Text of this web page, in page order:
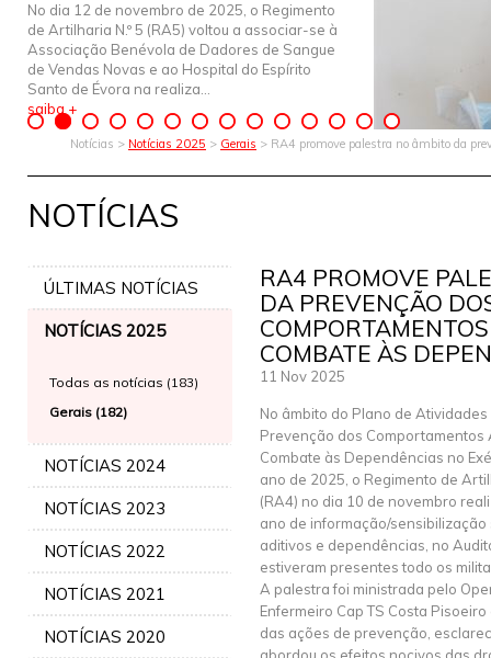
No dia 12 de novembro de 2025, o Regimento
de Artilharia N.º 5 (RA5) voltou a associar-se à
Associação Benévola de Dadores de Sangue
de Vendas Novas e ao Hospital do Espírito
Santo de Évora na realiza...
saiba +
Notícias > Notícias 2025 > Gerais > RA4 promove palestra no âmbito da
NOTÍCIAS
ÚLTIMAS NOTÍCIAS
NOTÍCIAS 2025
Todas as notícias (183)
Gerais (182)
NOTÍCIAS 2024
NOTÍCIAS 2023
NOTÍCIAS 2022
NOTÍCIAS 2021
NOTÍCIAS 2020
RA4 PROMOVE
DA PREVENÇÃO
COMBATE ÀS
11 Nov 2025
No âmbito do Plano de
Prevenção dos Comportamentos
Combate às Dependências no
ano de 2025, o Regimento de
(RA4) no dia 10 de novembro
ano de informação/
aditivos e dependências, no
estiveram presentes todo os
A palestra foi ministrada pelo
Enfermeiro Cap TS Costa
das ações de prevenção,